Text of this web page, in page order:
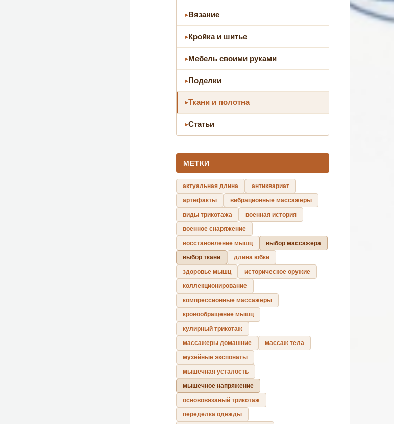
Вязание
Кройка и шитье
Мебель своими руками
Поделки
Ткани и полотна
Статьи
МЕТКИ
актуальная длина
антиквариат
артефакты
вибрационные массажеры
виды трикотажа
военная история
военное снаряжение
восстановление мышц
выбор массажера
выбор ткани
длина юбки
здоровье мышц
историческое оружие
коллекционирование
компрессионные массажеры
кровообращение мышц
кулирный трикотаж
массажеры домашние
массаж тела
музейные экспонаты
мышечная усталость
мышечное напряжение
основовязаный трикотаж
переделка одежды